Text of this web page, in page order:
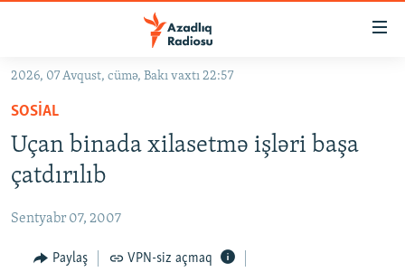
Əsas
qayıt
Əsas
naviqasiyaya
qayıt
Axtarışa
GÜNDƏM
#İZAHLA
KORRUPSIOMETR
#ƏSLINDƏ
FƏRQƏ BAX
QANUNI DOĞRU
2026, 07 Avqust, cümə, Bakı vaxtı 22:57
SOSIAL
Uçan binada xilasetmə işləri başa
çatdırılıb
Sentyabr 07, 2007
Paylaş VPN-siz açmaq